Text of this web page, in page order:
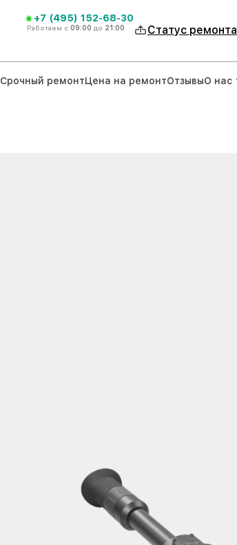
+7 (495) 152-68-30
Работаем с 09:00 до 21:00 Статус ремонта
Срочный ремонтЦена на ремонтОтзывыО нас